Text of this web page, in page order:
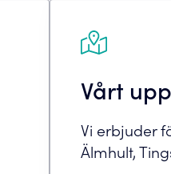
Vårt
Vi erbjuder
Älmhult,